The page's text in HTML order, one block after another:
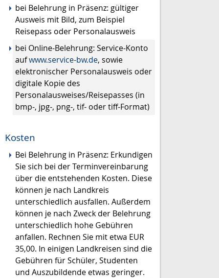
bei Belehrung in Präsenz: gültiger
Ausweis mit Bild, zum Beispiel
Reisepass oder Personalausweis
bei Online-Belehrung: Service-Konto
aufwww.service-bw.de, sowie
elektronischer Personalausweis oder
digitale Kopie des
Personalausweises/Reisepasses (in
bmp-, jpg-, png-, tif- oder tiff-Format)
Kosten
Bei Belehrung in Präsenz: Erkundigen
Sie sich bei der Terminvereinbarung
über die entstehenden Kosten. Diese
können je nach Landkreis
unterschiedlich ausfallen. Außerdem
können je nach Zweck der Belehrung
unterschiedlich hohe Gebühren
anfallen. Rechnen Sie mit etwa EUR
35,00. In einigen Landkreisen sind die
Gebühren für Schüler, Studenten
und Auszubildende etwas geringer.